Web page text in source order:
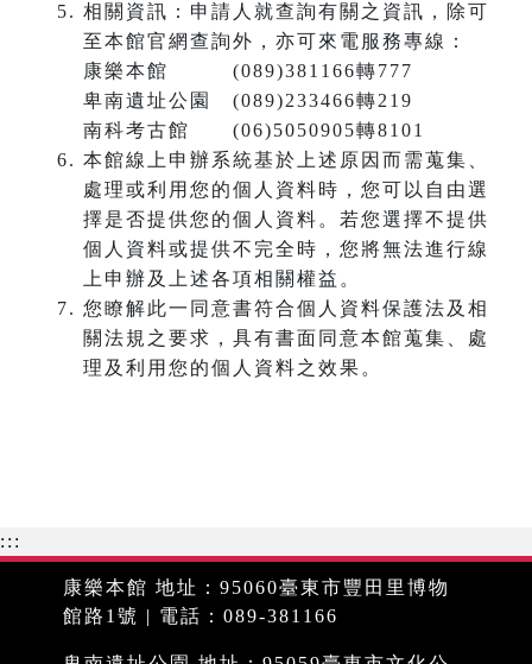
相關資訊：申請人就查詢有關之資訊，除可
至本館官網查詢外，亦可來電服務專線：
康樂本館 (089)381166轉777
卑南遺址公園 (089)233466轉219
南科考古館 (06)5050905轉8101
本館線上申辦系統基於上述原因而需蒐集、
處理或利用您的個人資料時，您可以自由選
擇是否提供您的個人資料。若您選擇不提供
個人資料或提供不完全時，您將無法進行線
上申辦及上述各項相關權益。
您瞭解此一同意書符合個人資料保護法及相
關法規之要求，具有書面同意本館蒐集、處
理及利用您的個人資料之效果。
:::
康樂本館 地址：95060臺東市豐田里博物
館路1號 | 電話：089-381166